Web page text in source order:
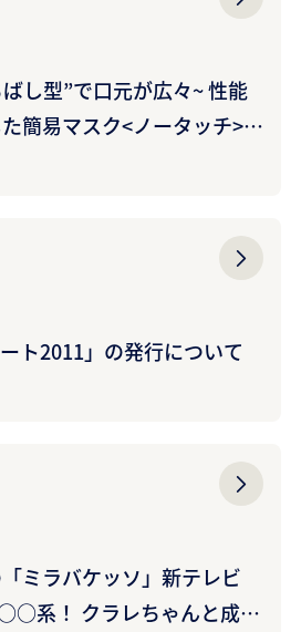
し型”で口元が広々~ 性能
簡易マスク<ノータッチ>マ
ート2011」の発行について
ミラバケッソ」新テレビ
系！ クラレちゃんと成海